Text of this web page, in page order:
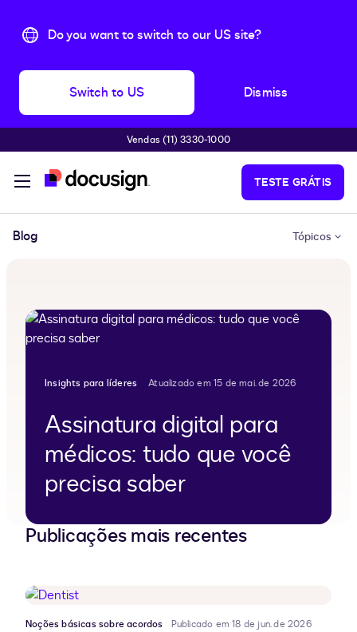
Do you want to switch to our US site?
Switch to US Dismiss
Pular para o conteúdo principal
Vendas (11) 3330-1000
TESTE GRÁTIS
Blog Tópicos
Insights para líderes Atualizado em 15 de mai. de 2026
Assinatura digital para
médicos: tudo que você
precisa saber
Publicações mais recentes
Noções básicas sobre acordos Publicado em 18 de jun. de 2026